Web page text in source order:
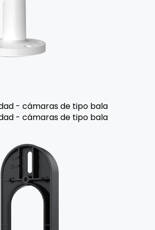
- cámaras de tipo bala
- cámaras de tipo bala